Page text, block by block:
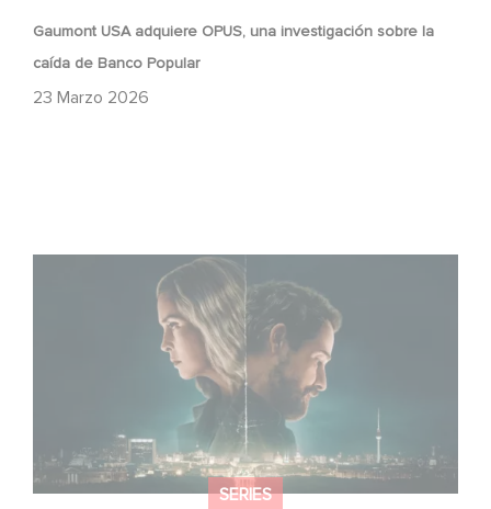
Gaumont USA adquiere OPUS, una investigación sobre la
caída de Banco Popular
23 Marzo 2026
SERIES
¡Unfamiliar es N.º 1 en el Top 10 de Netflix de series no